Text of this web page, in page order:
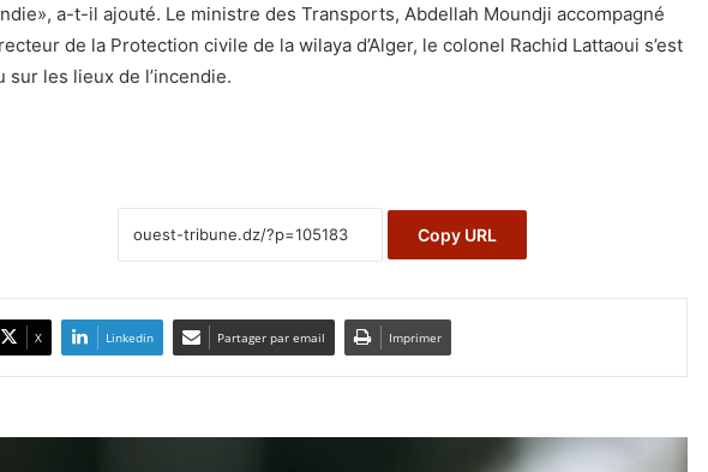
a-t-il ajouté. Le ministre des Transports, Abdellah Moundji accompagné
de la Protection civile de la wilaya d’Alger, le colonel Rachid Lattaoui s’est
sur les lieux de l’incendie.
Copy URL
X Linkedin Partager par email Imprimer